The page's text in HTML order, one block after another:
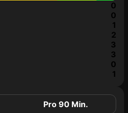
0
0
1
2
3
3
0
1
Pro 90 Min.